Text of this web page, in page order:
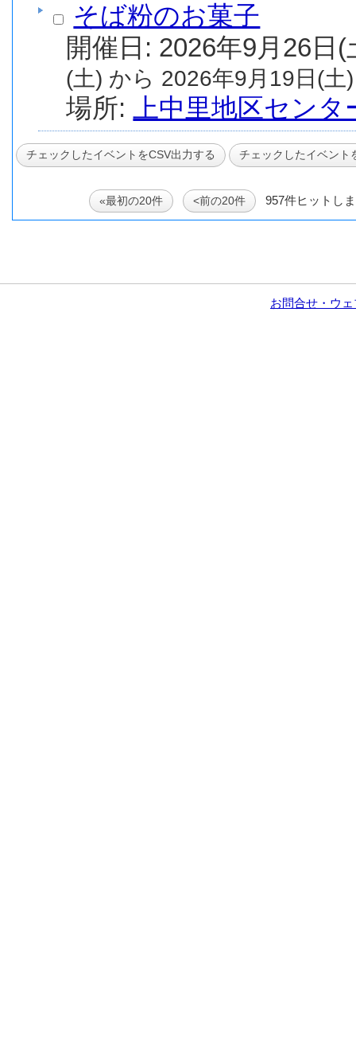
そば粉のお菓子
(土) から 2026年9月19日(土
場所: 上中里地区センタ
«最初の20件 <前の20件 957件ヒットし
お問合せ・ウ